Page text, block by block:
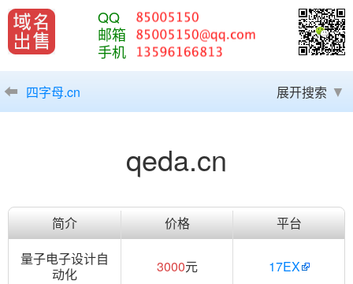
QQ
邮箱
手机
四字母.cn 展开搜索
qeda.cn
简介 价格
平台
量子电子设计自
动化
3000元 17EX